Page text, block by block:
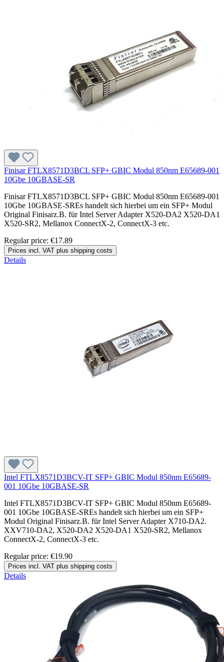
Finisar FTLX8571D3BCL SFP+ GBIC Modul 850nm E65689-001
10Gbe 10GBASE-SR
Finisar FTLX8571D3BCL SFP+ GBIC Modul 850nm E65689-001
10Gbe 10GBASE-SREs handelt sich hierbei um ein SFP+ Modul
Original Finisarz.B. für Intel Server Adapter X520-DA2 X520-DA1
X520-SR2, Mellanox ConnectX-2, ConnectX-3 etc.
Regular price: €17.89
Prices incl. VAT plus shipping costs
Details
Intel FTLX8571D3BCV-IT SFP+ GBIC Modul 850nm E65689-
001 10Gbe 10GBASE-SR
Intel FTLX8571D3BCV-IT SFP+ GBIC Modul 850nm E65689-
001 10Gbe 10GBASE-SREs handelt sich hierbei um ein SFP+
Modul Original Finisarz.B. für Intel Server Adapter X710-DA2.
XXV710-DA2, X520-DA2 X520-DA1 X520-SR2, Mellanox
ConnectX-2, ConnectX-3 etc.
Regular price: €19.90
Prices incl. VAT plus shipping costs
Details